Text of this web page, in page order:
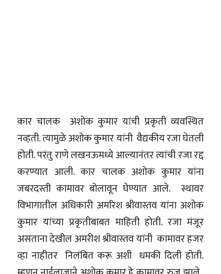
कार चालक अशोक कुमार यांची प्रकृती व्यवस्थित
नव्हती. त्यामुळे अशोक कुमार यांनी वैद्यकीय रजा घेतली
होती. परंतु राणे लखनऊमध्ये आल्यानंतर त्यांची रजा रद्द
करण्यात आली. कार चालक अशोक कुमार यांना
जबरदस्ती कामावर बोलावून घेण्यात आले. स्थावर
विभागातील अधिकारी अमरिश श्रीवास्तव यांना अशोक
कुमार यांच्या प्रकृतीबाबत माहिती होती. रजा मंजूर
असताना देखील अमरीश श्रीवास्तव यांनी कामावर हजर
व्हा नाहीतर निलंबित करू अशी धमकी दिली होती.